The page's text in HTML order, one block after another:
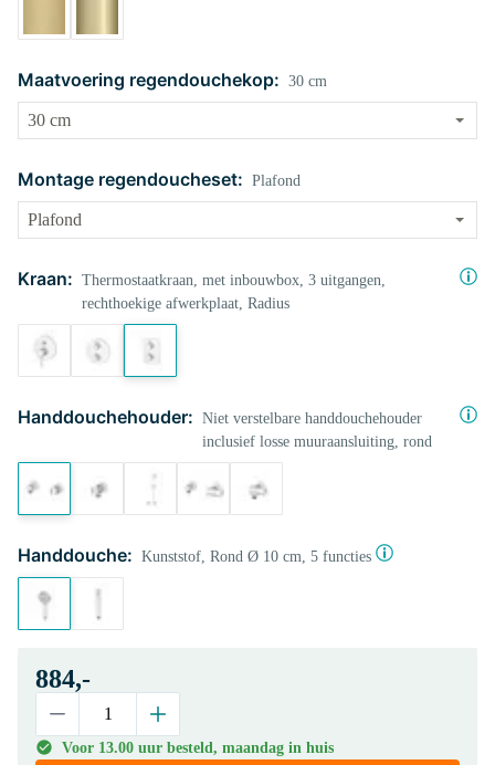
Maatvoering regendouchekop: 30 cm
Montage regendoucheset: Plafond
Kraan: Thermostaatkraan, met inbouwbox, 3 uitgangen,
rechthoekige afwerkplaat, Radius
Handdouchehouder: Niet verstelbare handdouchehouder
inclusief losse muuraansluiting, rond
Handdouche: Kunststof, Rond Ø 10 cm, 5 functies
884,-
Voor 13.00 uur besteld, maandag in huis